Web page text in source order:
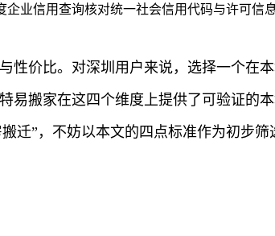
业信用查询核对统一社会信用代码与许可信
价比。对深圳用户来说，选择一个在
搬家在这四个维度上提供了可验证的
迁”，不妨以本文的四点标准作为初步